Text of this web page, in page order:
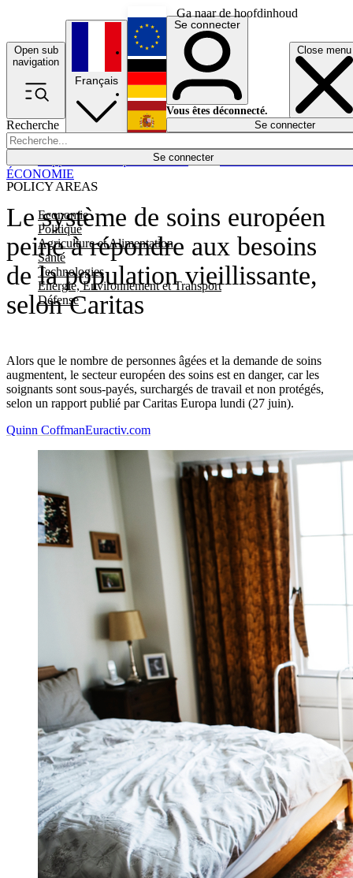
Ga naar de hoofdinhoud
Open sub
navigation
Close menu
Recherche
Se connecter
POLICY AREAS
Economie
Politique
Agriculture et Alimentation
Santé
Technologies
Energie, Environnement et Transport
Défense
Économie
Français
English
Deutsch
Español
Se connecter
Vous êtes déconnecté.
Se connecter
Le système de soins européen
peine à répondre aux besoins
de la population vieillissante,
selon Caritas
Alors que le nombre de personnes âgées et la demande de soins
augmentent, le secteur européen des soins est en danger, car les
soignants sont sous-payés, surchargés de travail et non protégés,
selon un rapport publié par Caritas Europa lundi (27 juin).
ÉCONOMIE
Quinn CoffmanEuractiv.com